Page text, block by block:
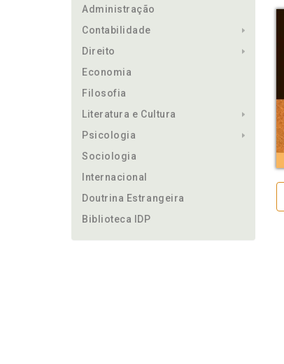
Administração
Contabilidade
Direito
Economia
Filosofia
Literatura e Cultura
Psicologia
Sociologia
Internacional
Doutrina Estrangeira
Biblioteca IDP